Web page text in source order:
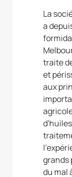
La
a
traite
et
aux
grands
du mal